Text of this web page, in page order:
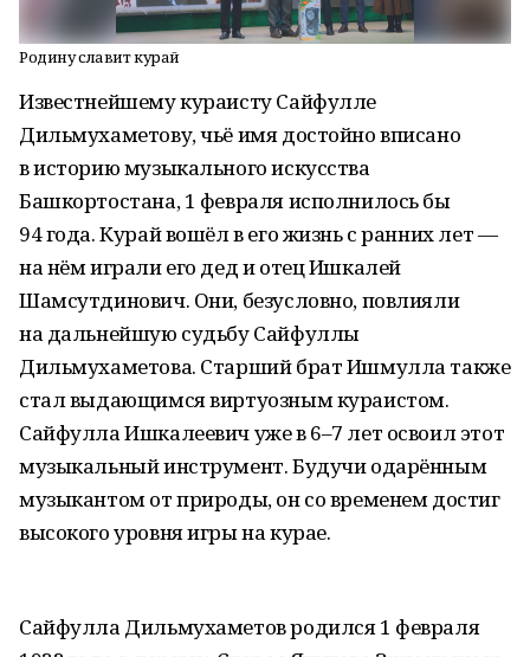
Родину славит курай
Известнейшему кураисту Сайфулле
Дильмухаметову, чьё имя достойно вписано
в историю музыкального искусства
Башкортостана, 1 февраля исполнилось бы
94 года. Курай вошёл в его жизнь с ранних лет —
на нём играли его дед и отец Ишкалей
Шамсутдинович. Они, безусловно, повлияли
на дальнейшую судьбу Сайфуллы
Дильмухаметова. Старший брат Ишмулла также
стал выдающимся виртуозным кураистом.
Сайфулла Ишкалеевич уже в 6–7 лет освоил этот
музыкальный инструмент. Будучи одарённым
музыкантом от природы, он со временем достиг
высокого уровня игры на курае.
Сайфулла Дильмухаметов родился 1 февраля